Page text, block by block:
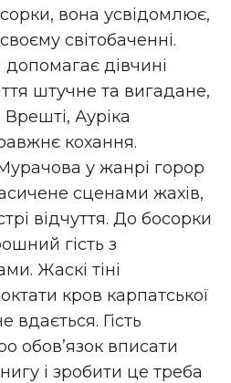
вона усвідомлює,
світобаченні.
дівчині
штучне та вигадане,
Ауріка
кохання.
у жанрі горор
сценами жахів,
відчуття. До босорки
гість з
Жаскі тіні
кров карпатської
вдається. Гість
обов’язок вписати
і зробити це треба